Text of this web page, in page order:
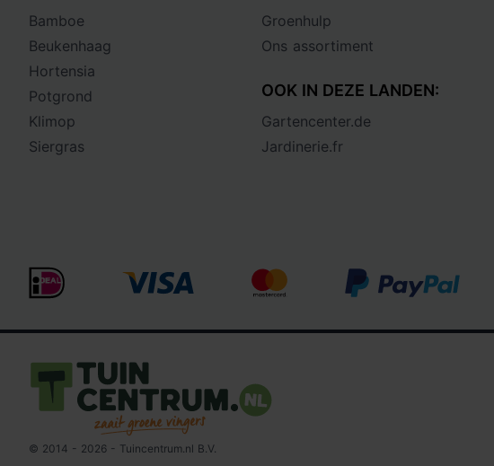
Bamboe
Beukenhaag
Hortensia
Potgrond
Klimop
Siergras
Groenhulp
Ons assortiment
OOK IN DEZE LANDEN:
Gartencenter.de
Jardinerie.fr
Logo Tuincentrum.nl
© 2014 - 2026 - Tuincentrum.nl B.V.